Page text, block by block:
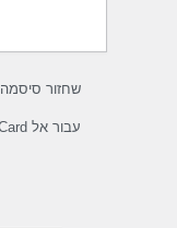
שחזור סיסמה
עבור אל Summer Card